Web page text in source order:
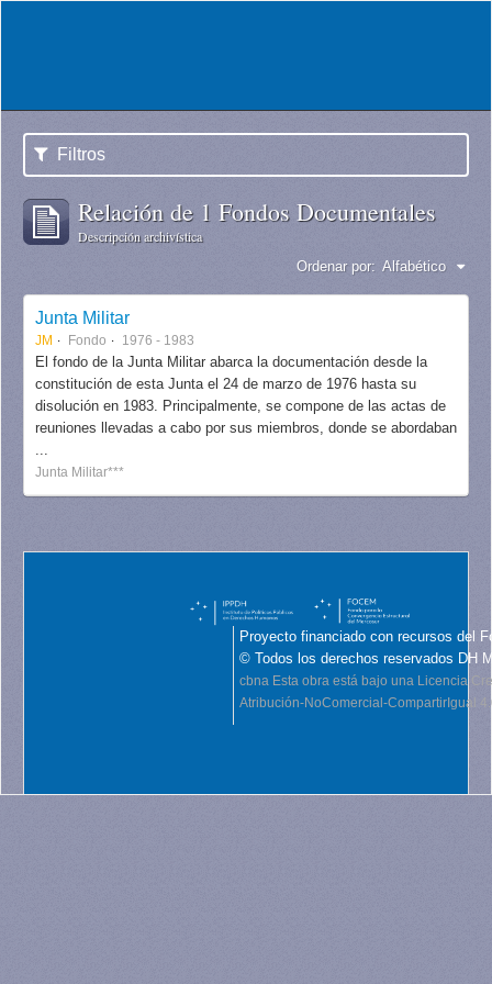
Filtros
Relación de 1 Fondos Documentales
Descripción archivística
Ordenar por: Alfabético
Junta Militar
JM Fondo 1976 - 1983
El fondo de la Junta Militar abarca la documentación desde la
constitución de esta Junta el 24 de marzo de 1976 hasta su
disolución en 1983. Principalmente, se compone de las actas de
reuniones llevadas a cabo por sus miembros, donde se abordaban
...
Junta Militar***
Proyecto financiado con recursos del
© Todos los derechos reservados DH
cbna Esta obra está bajo una Licencia
Atribución-NoComercial-CompartirIgual